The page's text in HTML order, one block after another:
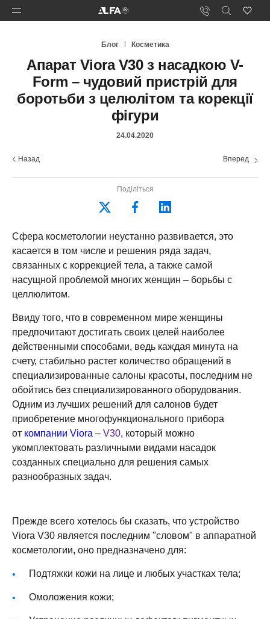
Блог Косметика
Апарат Viora V30 з насадкою V-
Form – чудовий пристрій для
боротьби з целюлітом та корекції
фігури
24.04.2020
Назад Вперед
Поділіться
Сфера косметологии неустанно развивается, это
касается в том числе и решения ряда задач,
связанных с коррекцией тела, а также самой
насущной проблемой многих женщин – борьбы с
целлюлитом.
Ввиду того, что в современном мире женщины
предпочитают достигать своих целей наиболее
действенными способами, ведь каждая минута на
счету, стабильно растет количество обращений в
специализированные салоны красоты, последним не
обойтись без специализированного оборудования.
Одним из лучших решений для салонов будет
приобретение многофункционального прибора
от компании Viora – V30, который можно
укомплектовать различными видами насадок
созданных специально для решения самых
разнообразных задач.
Прежде всего хотелось бы сказать, что устройство
Viora V30 является последним "словом" в аппаратной
косметологии, оно предназначено для:
Подтяжки кожи на лице и любых участках тела;
Омоложения кожи;